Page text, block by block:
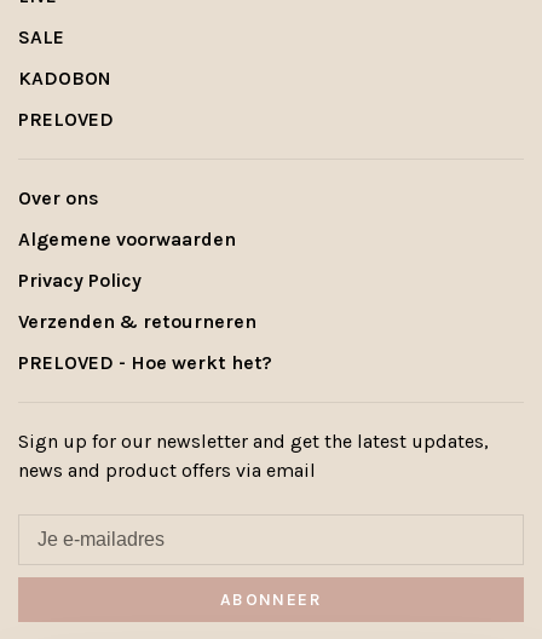
SALE
KADOBON
PRELOVED
Over ons
Algemene voorwaarden
Privacy Policy
Verzenden & retourneren
PRELOVED - Hoe werkt het?
Sign up for our newsletter and get the latest updates,
news and product offers via email
ABONNEER